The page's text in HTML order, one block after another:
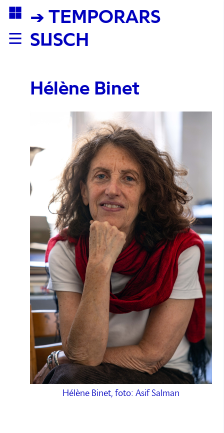
→ TEMPORARS
SUSCH
Hélène Binet
Hélène Binet, foto: Asif Salman